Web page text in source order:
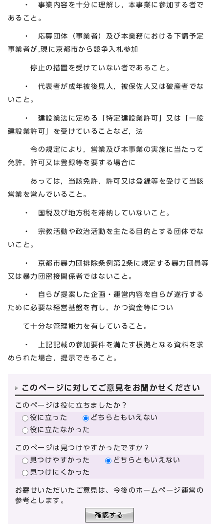
・ 事業内容を十分に理解し，本事業に参加する者で
あること。
・ 応募団体（事業者）及び本業務における下請予定
事業者が,現に京都市から競争入札参加
停止の措置を受けていない者であること。
・ 代表者が成年被後見人，被保佐人又は破産者でな
いこと。
・ 建設業法に定める「特定建設業許可」又は「一般
建設業許可」を受けていることなど，法
令の規定により，営業及び本事業の実施に当たって
免許，許可又は登録等を要する場合に
あっては，当該免許，許可又は登録等を受けて当該
営業を営んでいること。
・ 国税及び地方税を滞納していないこと。
・ 宗教活動や政治活動を主たる目的とする団体でな
いこと。
・ 京都市暴力団排除条例第2条に規定する暴力団員等
又は暴力団密接関係者ではないこと。
・ 自らが提案した企画・運営内容を自らが遂行する
ために必要な経営基盤を有し，かつ資金等につい
て十分な管理能力を有していること。
・ 上記記載の参加要件を満たす根拠となる資料を求
められた場合，提示できること。
このページに対してご意見をお聞かせください
このページは役に立ちましたか？
役に立った
どちらともいえない
役に立たなかった
このページは見つけやすかったですか？
見つけやすかった
どちらともいえない
見つけにくかった
お寄せいただいたご意見は、今後のホームページ運営の
参考とします。